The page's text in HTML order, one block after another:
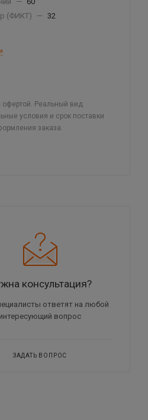
(ФИКТ)
— 32
офертой. Реальный вид
условия и срок поставки
заказа.
консультация?
ответят на любой
интересующий вопрос
ЗАДАТЬ ВОПРОС